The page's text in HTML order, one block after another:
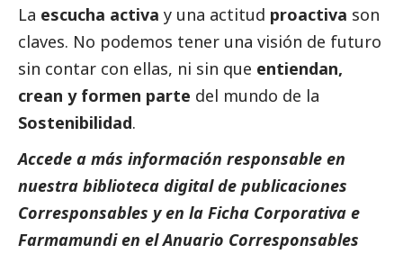
La escucha activa y una actitud proactiva son
claves. No podemos tener una visión de futuro
sin contar con ellas, ni sin que entiendan,
crean y formen parte del mundo de la
Sostenibilidad.
Accede a más información responsable en
nuestra biblioteca digital de publicaciones
Corresponsables y en la Ficha Corporativa e
Farmamundien elAnuario Corresponsables